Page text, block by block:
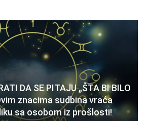
DA SE PITAJU „ŠTA BI BILO
znacima sudbina vraća
sa osobom iz prošlosti!